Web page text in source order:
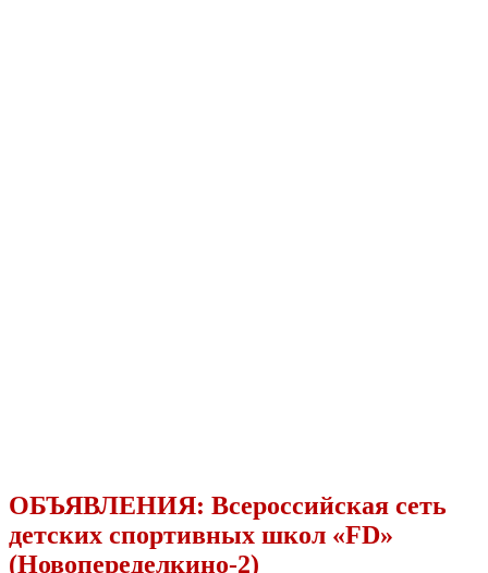
ОБЪЯВЛЕНИЯ: Всероссийская сеть
детских спортивных школ «FD»
(Новопеределкино-2)